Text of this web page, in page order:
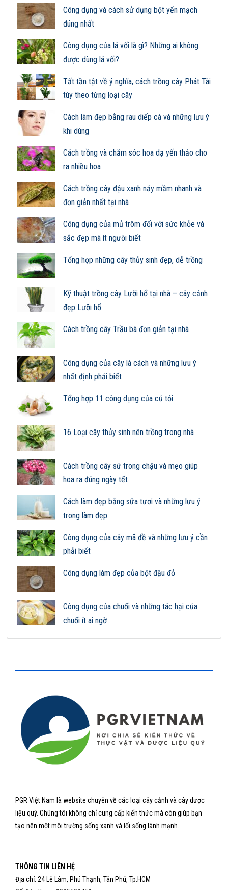
Công dụng và cách sử dụng bột yến mạch
đúng nhất
Công dụng của lá vối là gì? Những ai không
được dùng lá vối?
Tất tần tật về ý nghĩa, cách trồng cây Phát Tài
tùy theo từng loại cây
Cách làm đẹp bằng rau diếp cá và những lưu ý
khi dùng
Cách trồng và chăm sóc hoa dạ yến thảo cho
ra nhiều hoa
Cách trồng cây đậu xanh nảy mầm nhanh và
đơn giản nhất tại nhà
Công dụng của mủ trôm đối với sức khỏe và
sắc đẹp mà ít người biết
Tổng hợp những cây thủy sinh đẹp, dễ trồng
Kỹ thuật trồng cây Lưỡi hổ tại nhà – cây cảnh
đẹp Lưỡi hổ
Cách trồng cây Trầu bà đơn giản tại nhà
Công dụng của cây lá cách và những lưu ý
nhất định phải biết
Tổng hợp 11 công dụng của củ tỏi
16 Loại cây thủy sinh nên trồng trong nhà
Cách trồng cây sứ trong chậu và mẹo giúp
hoa ra đúng ngày tết
Cách làm đẹp bằng sữa tươi và những lưu ý
trong làm đẹp
Công dụng của cây mã đề và những lưu ý cần
phải biết
Công dụng làm đẹp của bột đậu đỏ
Công dụng của chuối và những tác hại của
chuối ít ai ngờ
PGR Việt Nam là website chuyên về các loại cây cảnh và cây dược
liệu quý. Chúng tôi không chỉ cung cấp kiến thức mà còn giúp bạn
tạo nên một môi trường sống xanh và lối sống lành mạnh.
THÔNG TIN LIÊN HỆ
Địa chỉ: 24 Lê Lâm, Phú Thạnh, Tân Phú, Tp.HCM